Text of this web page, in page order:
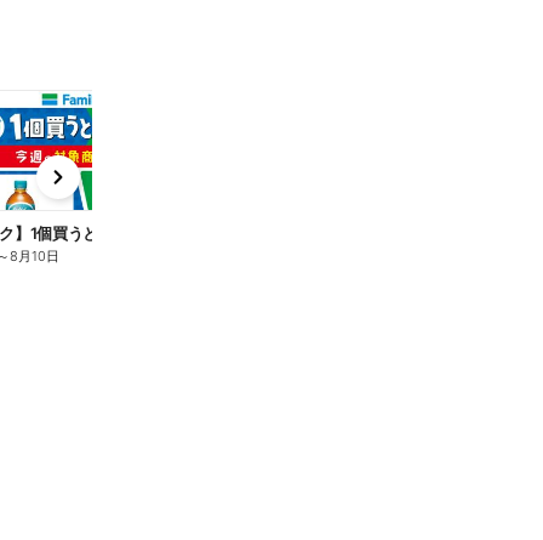
ク】1個買うと1個もらえる/麦茶
～8月10日
e
x
t